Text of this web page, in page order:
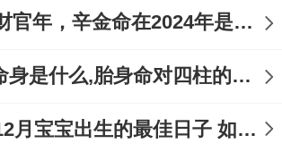
辛金2024年财官年，辛金命在2024年是财官年还是财印年
八字中的胎命身是什么,胎身命对四柱的影响
2024年农历12月宝宝出生的最佳日子 如何挑选适合的吉日